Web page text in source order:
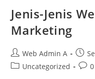
Jenis-Jenis
Marketing
Post
author:
Web Admin A
Post
PostUncategorized
Post